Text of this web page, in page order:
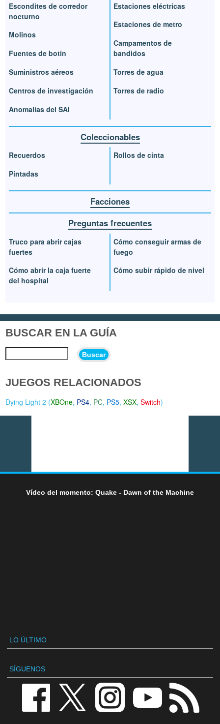
Escondites de corredor
nocturno
Molinos
Fuentes de botín
Suministros aéreos
Centros de investigación
Anomalías del SAI
Estaciones eléctricas
Estaciones de metro
Campamentos de
bandidos
Torres de agua
Torres de radio
Coleccionables
Recuerdos
Pintadas
Rollos de cinta
Facciones
Preguntas frecuentes
Truco para abrir cajas
fuertes
Cómo abrir la caja fuerte
del hospital
Cómo conseguir armas de
fuego
Cómo subir rápido de nivel
BUSCAR EN LA GUÍA
Buscar
JUEGOS RELACIONADOS
Dying Light 2 (XBOne, PS4, PC, PS5,XSX,Switch)
Vídeo del momento: Quake - Dawn of the Machine
LO ÚLTIMO
SÍGUENOS